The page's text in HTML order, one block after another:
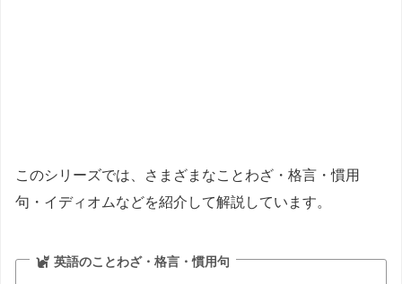
このシリーズでは、さまざまなことわざ・格言・慣用
句・イディオムなどを紹介して解説しています。
英語のことわざ・格言・慣用句